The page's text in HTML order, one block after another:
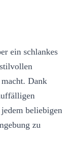
ein schlankes
Dank
beliebigen
zu